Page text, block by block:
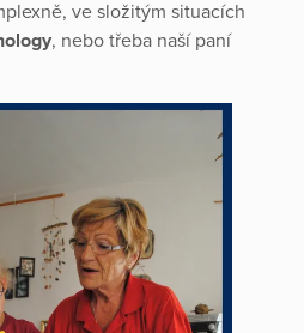
ve složitým situacích
, nebo třeba naší paní